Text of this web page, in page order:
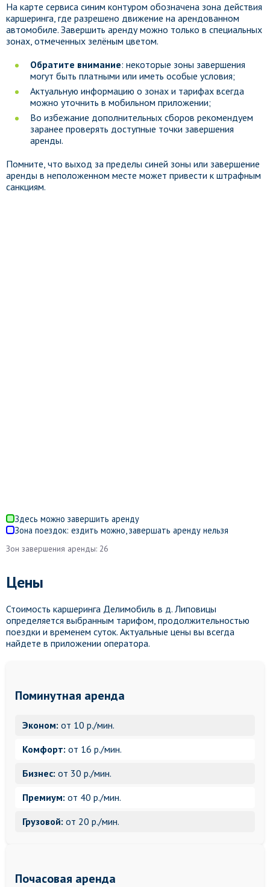
На карте сервиса синим контуром обозначена зона действия
каршеринга, где разрешено движение на арендованном
автомобиле. Завершить аренду можно только в специальных
зонах, отмеченных зелёным цветом.
Обратите внимание: некоторые зоны завершения
могут быть платными или иметь особые условия;
Актуальную информацию о зонах и тарифах всегда
можно уточнить в мобильном приложении;
Во избежание дополнительных сборов рекомендуем
заранее проверять доступные точки завершения
аренды.
Помните, что выход за пределы синей зоны или завершение
аренды в неположенном месте может привести к штрафным
санкциям.
Здесь можно завершить аренду
Зона поездок: ездить можно, завершать аренду нельзя
Зон завершения аренды: 26
Цены
Стоимость каршеринга Делимобиль в д. Липовицы
определяется выбранным тарифом, продолжительностью
поездки и временем суток. Актуальные цены вы всегда
найдете в приложении оператора.
Поминутная аренда
Эконом: от 10 р./мин.
Комфорт: от 16 р./мин.
Бизнес: от 30 р./мин.
Премиум: от 40 р./мин.
Грузовой: от 20 р./мин.
Почасовая аренда